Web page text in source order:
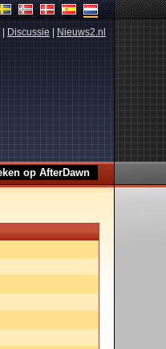
Discussie Nieuws2.nl